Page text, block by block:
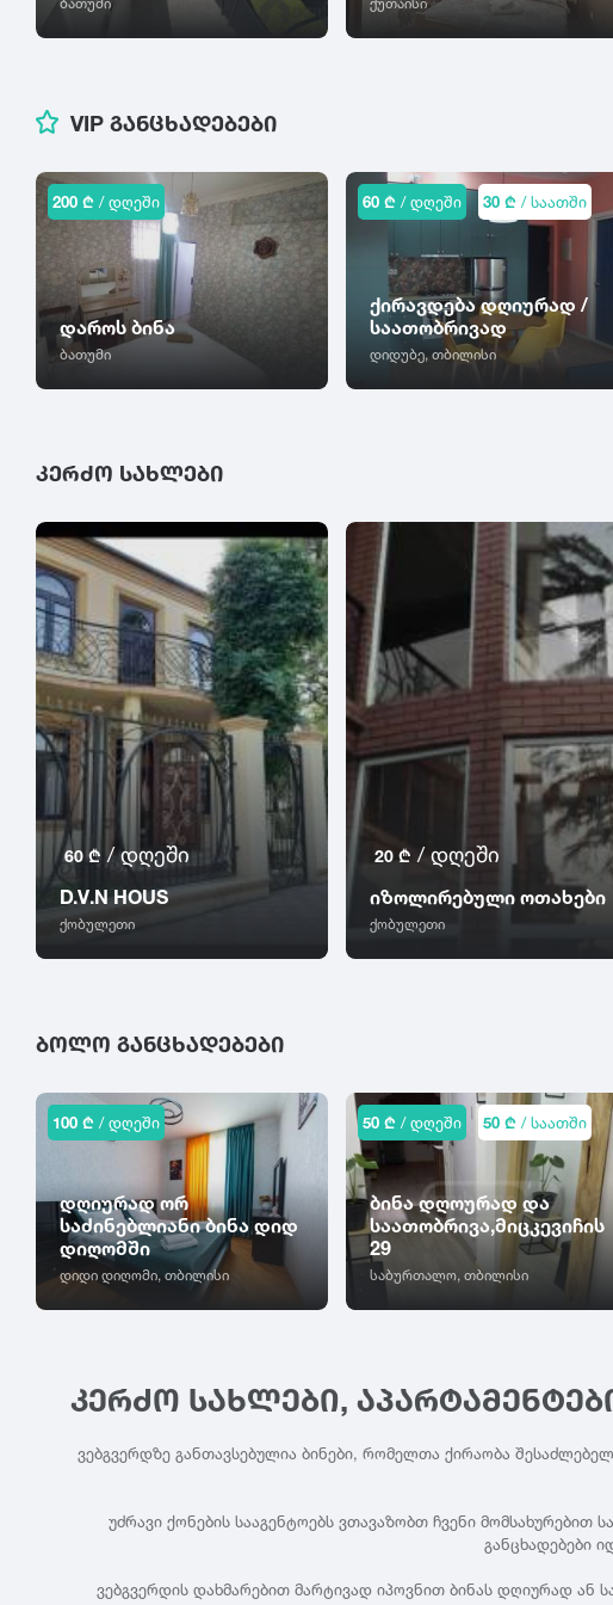
VIP ᲒᲐᲜᲪᲮᲐᲓᲔᲑᲔᲑᲘ
200 ₾ / დღეში
დაროს ბინა
ბათუმი
60 ₾ / დღეში 30 ₾ / საათში
ქირავდება დღიურად /
საათობრივად
დიდუბე, თბილისი
ᲙᲔᲠᲫᲝ ᲡᲐᲮᲚᲔᲑᲘ
60 ₾ / დღეში
D.V.N HOUS
ქობულეთი
20 ₾ / დღეში
იზოლირებული ოთახები
ქობულეთი
ᲑᲝᲚᲝ ᲒᲐᲜᲪᲮᲐᲓᲔᲑᲔᲑᲘ
100 ₾ / დღეში
დღიურად ორ
საძინებლიანი ბინა დიდ
დიღომში
დიდი დიღომი, თბილისი
50 ₾ / დღეში 50 ₾ / საათში
ბინა დღოურად და
საათობრივა,მიცკევიჩის
29
საბურთალო, თბილისი
ᲙᲔᲠᲫᲝ ᲡᲐᲮᲚᲔᲑᲘ,
ვებგვერდზე განთავსებულია ბინები, რომელთა ქირაობა
უძრავი ქონების სააგენტოებს ვთავაზობთ ჩვენი
განცხადებები
ვებგვერდის დახმარებით მარტივად იპოვნით ბინას დღიურად ან